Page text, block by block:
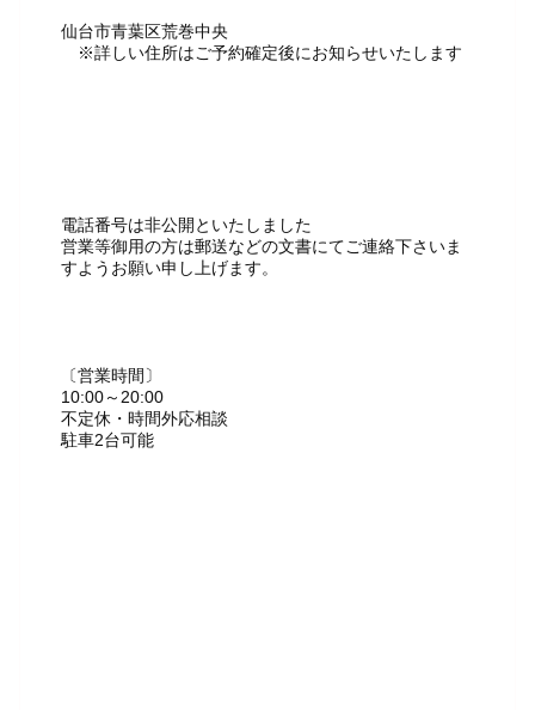
仙台市青葉区荒巻中央
※詳しい住所はご予約確定後にお知らせいたします
電話番号は非公開といたしました
営業等御用の方は郵送などの文書にてご連絡下さいま
すようお願い申し上げます。
〔営業時間〕
10:00～20:00
不定休・時間外応相談
駐車2台可能